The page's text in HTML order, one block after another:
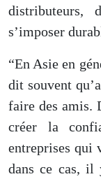
distributeurs,
s’imposer
“En Asie en
dit souventqu’
faire des amis.
créer la
entreprises qui
dans ce cas, il